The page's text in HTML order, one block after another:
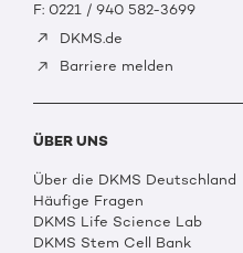
F: 0221 / 940 582-3699
DKMS.de
Barriere melden
ÜBER UNS
Über die DKMS Deutschland
Häufige Fragen
DKMS Life Science Lab
DKMS Stem Cell Bank